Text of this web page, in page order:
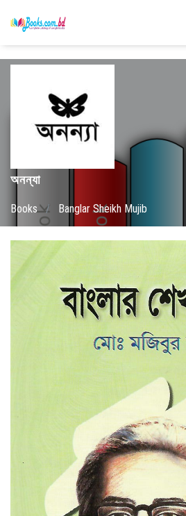
অনন্যা
Books / Banglar Sheikh Mujib